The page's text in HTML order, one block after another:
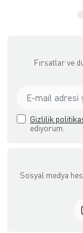
Fırsatlar ve
Gizlilik
ediyorum.
Sosyal medya